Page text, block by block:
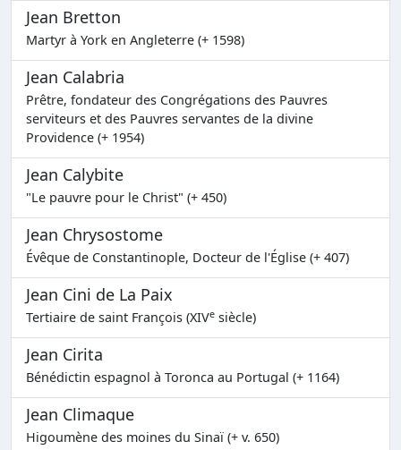
Jean Bretton
Martyr à York en Angleterre (+ 1598)
Jean Calabria
Prêtre, fondateur des Congrégations des Pauvres
serviteurs et des Pauvres servantes de la divine
Providence (+ 1954)
Jean Calybite
"Le pauvre pour le Christ" (+ 450)
Jean Chrysostome
Évêque de Constantinople, Docteur de l'Église (+ 407)
Jean Cini de La Paix
Tertiaire de saint François (XIVe siècle)
Jean Cirita
Bénédictin espagnol à Toronca au Portugal (+ 1164)
Jean Climaque
Higoumène des moines du Sinaï (+ v. 650)